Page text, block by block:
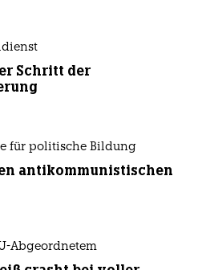
Schritt der
für politische Bildung
antikommunistischen
Abgeordnetem